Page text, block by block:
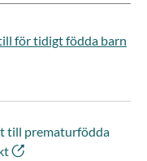
för tidigt födda barn
till prematurfödda